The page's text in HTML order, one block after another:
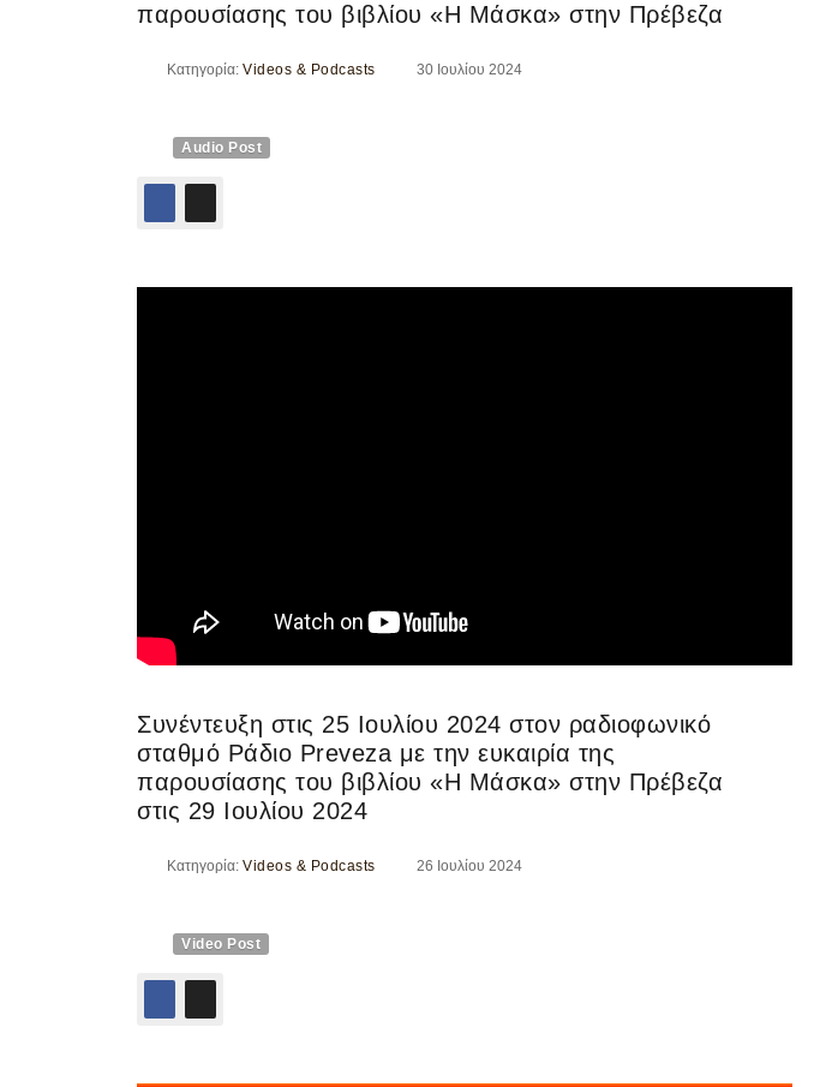
παρουσίασης του βιβλίου «Η Μάσκα» στην Πρέβεζα
Κατηγορία: Videos & Podcasts 30 Ιουλίου 2024
Audio Post
Συνέντευξη στις 25 Ιουλίου 2024 στον ραδιοφωνικό
σταθμό Ράδιο Preveza με την ευκαιρία της
παρουσίασης του βιβλίου «Η Μάσκα» στην Πρέβεζα
στις 29 Ιουλίου 2024
Κατηγορία: Videos & Podcasts 26 Ιουλίου 2024
Video Post